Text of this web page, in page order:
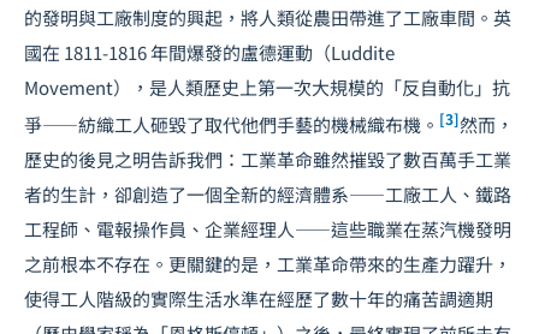
的發明與工廠制度的興起，將人類從農田帶進了工廠車間。英
國在 1811-1816 年間爆發的盧德運動（Luddite
Movement），是人類歷史上第一次大規模的「反自動化」抗
爭——紡織工人砸毀了取代他們手藝的機械織布機。 [3]然而，
歷史的後見之明告訴我們：工業革命雖然摧毀了數百萬手工業
者的生計，卻創造了一個全新的經濟體系——工廠工人、鐵路
工程師、電報操作員、企業經理人——這些職業在蒸汽機發明
之前根本不存在。更關鍵的是，工業革命帶來的生產力躍升，
使得工人階級的實際生活水準在經歷了數十年的痛苦調適期